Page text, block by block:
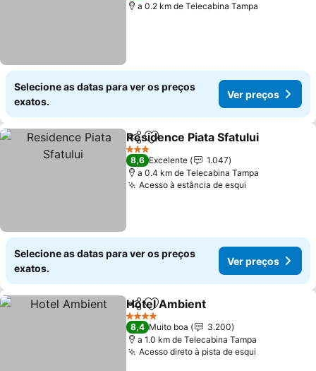
a 0.2 km de Telecabina Tampa
Selecione as datas para ver os preços
exatos.
Ver preços
PartilharAdicionar aos favoritos
Residence Piata Sfatului
3 Estrelas
8,6 Excelente
1.047
a 0.4 km de Telecabina Tampa
Acesso à estância de esqui
Selecione as datas para ver os preços
exatos.
Ver preços
PartilharAdicionar aos favoritos
Hotel Ambient
4 Estrelas
8,4 Muito boa
3.200
a 1.0 km de Telecabina Tampa
Acesso direto à pista de esqui